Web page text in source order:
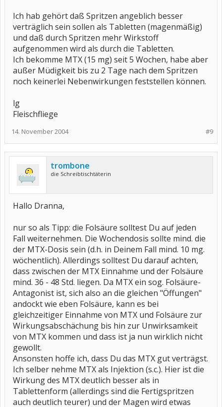
Ich hab gehört daß Spritzen angeblich besser
verträglich sein sollen als Tabletten (magenmäßig)
und daß durch Spritzen mehr Wirkstoff
aufgenommen wird als durch die Tabletten.
Ich bekomme MTX (15 mg) seit 5 Wochen, habe aber
außer Müdigkeit bis zu 2 Tage nach dem Spritzen
noch keinerlei Nebenwirkungen feststellen können.
lg
Fleischfliege
#9
14. November 2004
trombone
die Schreibtischtäterin
Hallo Dranna,
nur so als Tipp: die Folsäure solltest Du auf jeden
Fall weiternehmen. Die Wochendosis sollte mind. die
der MTX-Dosis sein (d.h. in Deinem Fall mind. 10 mg.
wöchentlich). Allerdings solltest Du darauf achten,
dass zwischen der MTX Einnahme und der Folsäure
mind. 36 - 48 Std. liegen. Da MTX ein sog. Folsäure-
Antagonist ist, sich also an die gleichen "Öffungen"
andockt wie eben Folsäure, kann es bei
gleichzeitiger Einnahme von MTX und Folsäure zur
Wirkungsabschächung bis hin zur Unwirksamkeit
von MTX kommen und dass ist ja nun wirklich nicht
gewollt.
Ansonsten hoffe ich, dass Du das MTX gut verträgst.
Ich selber nehme MTX als Injektion (s.c.). Hier ist die
Wirkung des MTX deutlich besser als in
Tablettenform (allerdings sind die Fertigspritzen
auch deutlich teurer) und der Magen wird etwas